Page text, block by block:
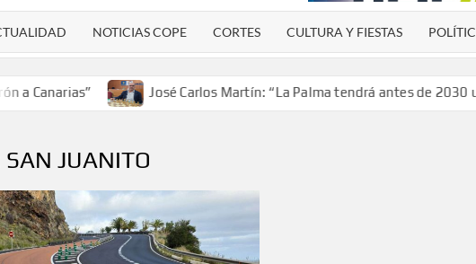
NOTICIAS COPE CORTES CULTURA Y FIESTAS
José Carlos Martín: “La Palma tendrá antes de 2030 un
SAN JUANITO